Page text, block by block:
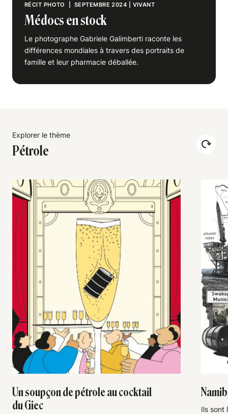
RÉCIT PHOTO | SEPTEMBRE 2024 VIVANT
Médocs en stock
Le photographe Gabriele Galimberti raconte les
différences mondiales à travers des portraits de
famille et leur pharmacie déballée.
Explorer le thème
Pétrole
Un soupçon de pétrole au cocktail
du Giec
Ils sont